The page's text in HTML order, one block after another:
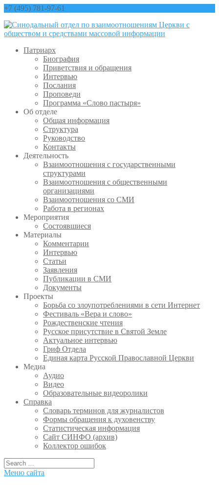
+7 (495) 781-97-61
Патриарх
Биография
Приветствия и обращения
Интервью
Послания
Проповеди
Программа «Слово пастыря»
Об отделе
Общая информация
Структура
Руководство
Контакты
Деятельность
Взаимоотношения с государственными
структурами
Взаимоотношения с общественными
организациями
Взаимоотношения со СМИ
Работа в регионах
Мероприятия
Состоявшиеся
Материалы
Комментарии
Интервью
Статьи
Заявления
Публикации в СМИ
Документы
Проекты
Борьба со злоупотреблениями в сети Интернет
Фестиваль «Вера и слово»
Рождественские чтения
Русское присутствие в Святой Земле
Актуальное интервью
Гриф Отдела
Единая карта Русской Православной Церкви
Медиа
Аудио
Видео
Образовательные видеоролики
Справка
Словарь терминов для журналистов
Формы обращения к духовенству
Статистическая информация
Сайт СИНФО (архив)
Коллектор ошибок
Меню сайта